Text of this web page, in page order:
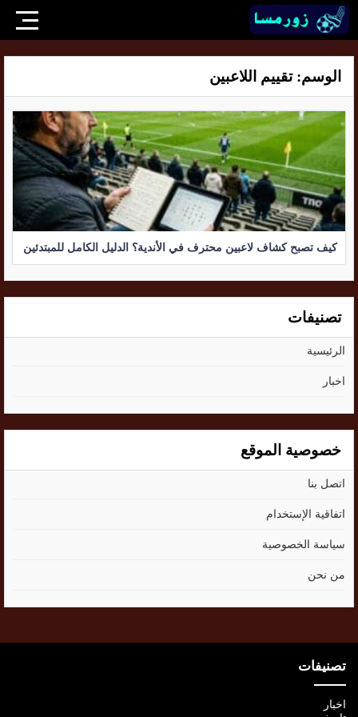
الوسم:تقييم اللاعبين
كيف تصبح كشاف لاعبين محترف في الأندية؟ الدليل الكامل للمبتدئين
تصنيفات
الرئيسية
اخبار
خصوصية الموقع
اتصل بنا
اتفاقية الإستخدام
سياسة الخصوصية
من نحن
تصنيفات
اخبار